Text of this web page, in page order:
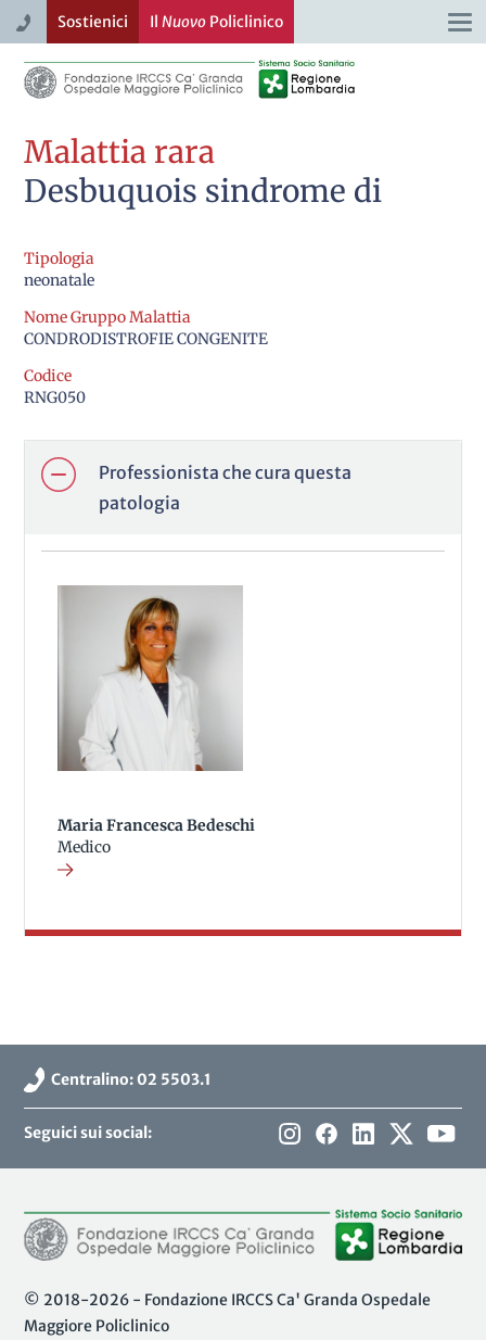
Sostienici Il NuovoPoliclinico
Malattia rara
Desbuquois sindrome di
Tipologia
neonatale
Nome Gruppo Malattia
CONDRODISTROFIE CONGENITE
Codice
RNG050
Professionista che cura questa
patologia
Maria Francesca Bedeschi
Medico
Centralino: 02 5503.1
Seguici sui social:
© 2018-2026 - Fondazione IRCCS Ca' Granda Ospedale
Maggiore Policlinico